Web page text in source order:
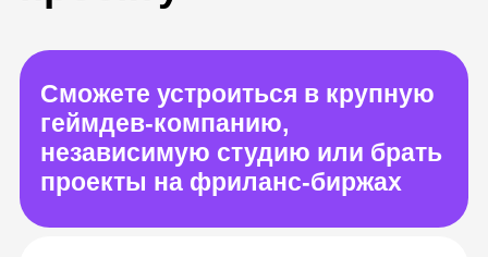
выполнять через 3 месяца
после старта курса